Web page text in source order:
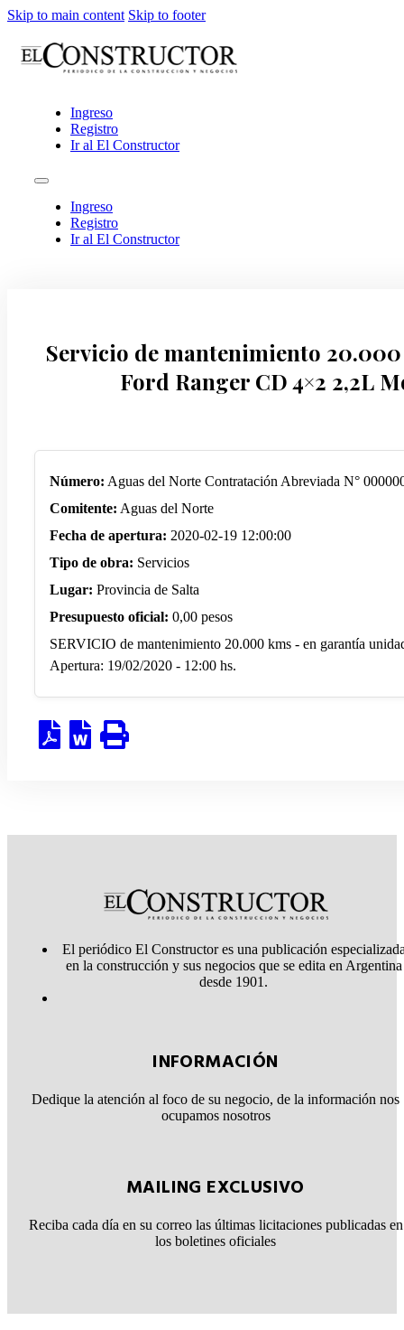
Skip to main content Skip to footer
Ingreso
Registro
Ir al El Constructor
Ingreso
Registro
Ir al El Constructor
Servicio de mantenimiento
Ford Ranger CD 4×2 2,2L
Número: Aguas del Norte Contratación Abreviada N°
Comitente: Aguas del Norte
Fecha de apertura: 2020-02-19 12:00:00
Tipo de obra: Servicios
Lugar: Provincia de Salta
Presupuesto oficial: 0,00 pesos
SERVICIO de mantenimiento 20.000 kms - en garantía
Apertura: 19/02/2020 - 12:00 hs.
El periódico El Constructor es una publicación
en la construcción y sus negocios que se edita en Argentina
desde 1901.
INFORMACIÓN
Dedique la atención al foco de su negocio, de la información nos
ocupamos nosotros
MAILING EXCLUSIVO
Reciba cada día en su correo las últimas licitaciones publicadas en
los boletines oficiales